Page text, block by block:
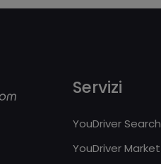
Servizi
YouDriver Search
YouDriver Market